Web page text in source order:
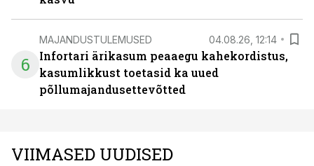
6
MAJANDUSTULEMUSED 04.08.26, 12:14
Infortari ärikasum peaaegu kahekordistus,
kasumlikkust toetasid ka uued
põllumajandusettevõtted
VIIMASED UUDISED